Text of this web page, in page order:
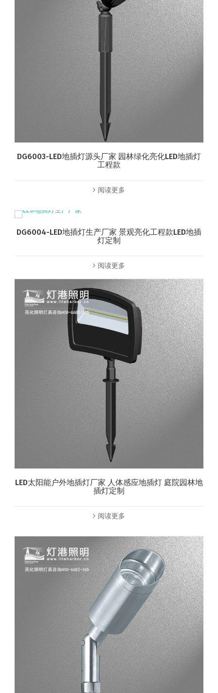
DG6003-LED地插灯源头厂家 园林绿化亮化LED地插灯
工程款
阅读更多
DG6004-LED地插灯生产厂家 景观亮化工程款LED地插
灯定制
阅读更多
LED太阳能户外地插灯厂家 人体感应地插灯 庭院园林地
插灯定制
阅读更多